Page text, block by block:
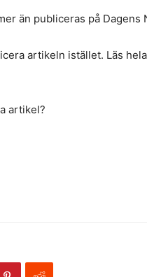
än publiceras på Dagens
artikeln istället. Läs
artikel?